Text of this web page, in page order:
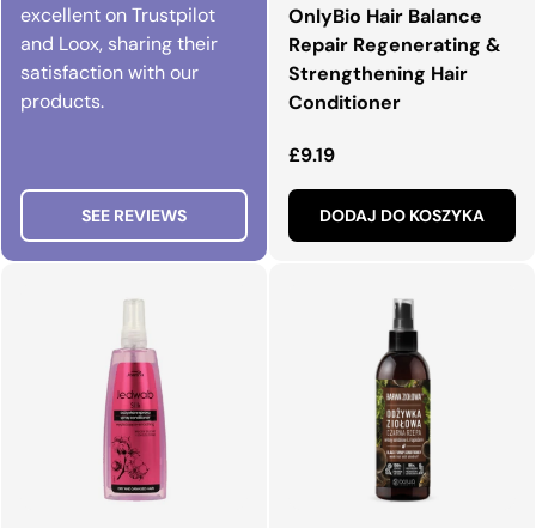
excellent on Trustpilot
and Loox, sharing their
satisfaction with our
products.
SEE REVIEWS
OnlyBio Hair Balance
Repair Regenerating &
Strengthening Hair
Conditioner
Normalna cena
£9.19
DODAJ DO KOSZYKA